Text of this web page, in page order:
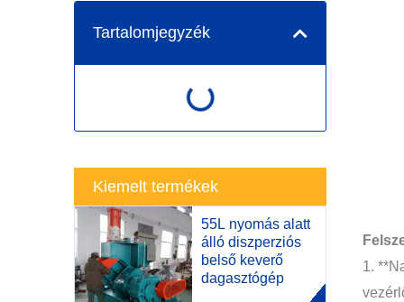
Tartalomjegyzék
Kiemelt termékek
55L nyomás alatt
álló diszperziós
belső keverő
dagasztógép
1.